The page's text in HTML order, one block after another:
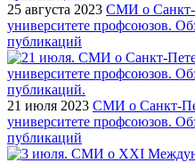
25 августа 2023 СМИ о Санкт-
университете профсоюзов.
публикаций
21 июля 2023 СМИ о Санкт-
университете профсоюзов.
публикаций